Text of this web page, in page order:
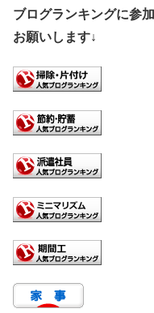
ブログランキングに参
お願いします↓